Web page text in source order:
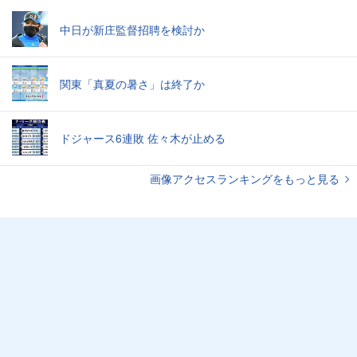
中日が新庄監督招聘を検討か
関東「真夏の暑さ」は終了か
ドジャース6連敗 佐々木が止める
画像アクセスランキングをもっと見る